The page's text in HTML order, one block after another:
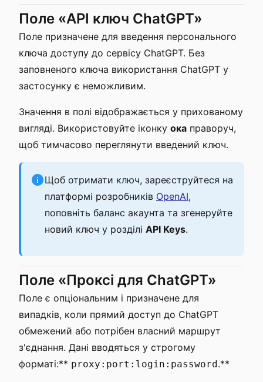
Поле «API ключ ChatGPT»
Поле призначене для введення персонального
ключа доступу до сервісу ChatGPT. Без
заповненого ключа використання ChatGPT у
застосунку є неможливим.
Значення в полі відображається у прихованому
вигляді. Використовуйте іконку ока праворуч,
щоб тимчасово переглянути введений ключ.
Щоб отримати ключ, зареєструйтеся на
платформі розробників OpenAI,
поповніть баланс акаунта та згенеруйте
новий ключ у розділі API Keys.
Поле «Проксі для ChatGPT»
Поле є опціональним і призначене для
випадків, коли прямий доступ до ChatGPT
обмежений або потрібен власний маршрут
з'єднання. Дані вводяться у строгому
форматі:** proxy:port:login:password.**